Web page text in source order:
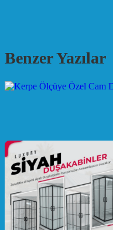
Benzer Yazılar